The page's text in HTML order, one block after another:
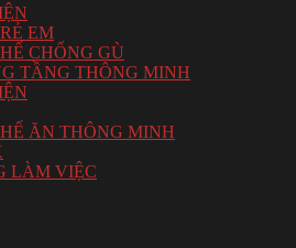
EM
CHỐNG GÙ
TẦNG THÔNG MINH
ĂN THÔNG MINH
LÀM VIỆC